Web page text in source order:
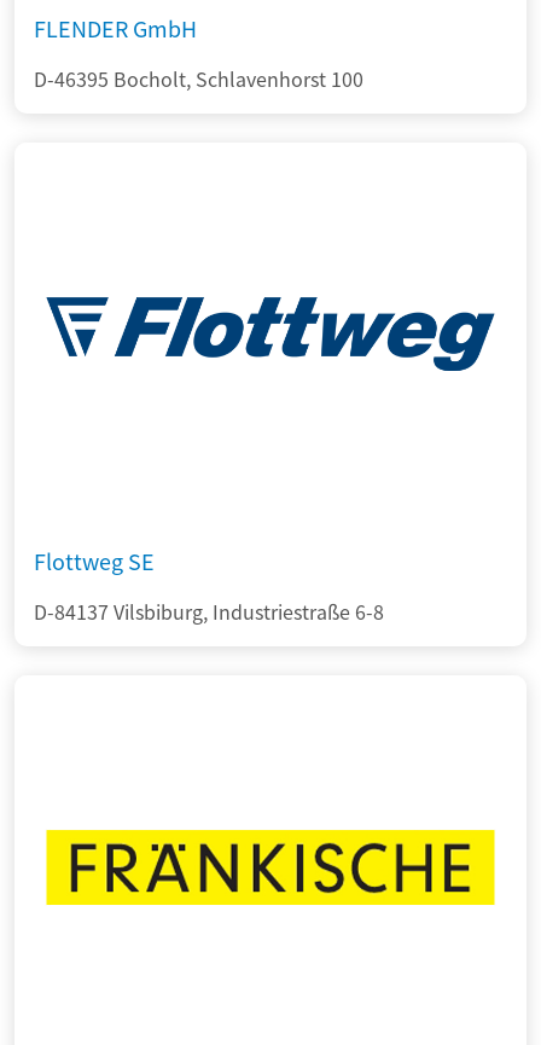
FLENDER GmbH
D-46395 Bocholt, Schlavenhorst 100
Flottweg SE
D-84137 Vilsbiburg, Industriestraße 6-8